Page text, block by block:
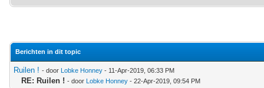
Berichten in dit topic
Ruilen ! - door Lobke Honney - 11-Apr-2019, 06:33 PM
RE: Ruilen ! - door Lobke Honney - 22-Apr-2019, 09:54 PM